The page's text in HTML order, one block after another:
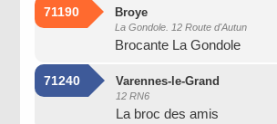
71190 Broye
La Gondole. 12 Route d'Autun
Brocante La Gondole
71240 Varennes-le-Grand
12 RN6
La broc des amis